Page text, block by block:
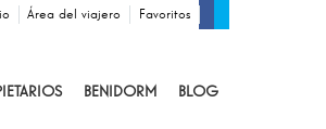
Favoritos
Área del viajero
BENIDORM BLOG